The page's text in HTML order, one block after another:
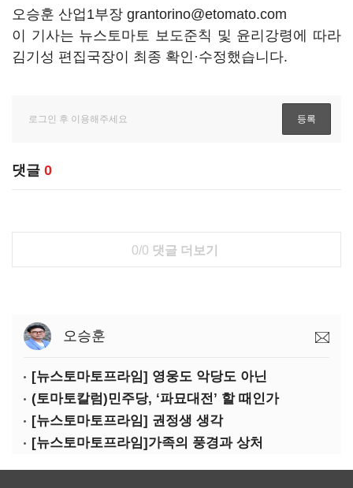
오승훈 산업1부장 grantorino@etomato.com
이 기사는 뉴스토마토 보도준칙 및 윤리강령에 따라
김기성 편집국장이 최종 확인·수정했습니다.
댓글 0
0/0 댓글 더보기
오승훈
[뉴스토마토프라임] 영웅도 악당도 아닌
(토마토칼럼)민주당, ‘파묘대전’ 할 때인가
[뉴스토마토프라임] 권정생 생각
[뉴스토마토프라임]가족의 풍경과 상처